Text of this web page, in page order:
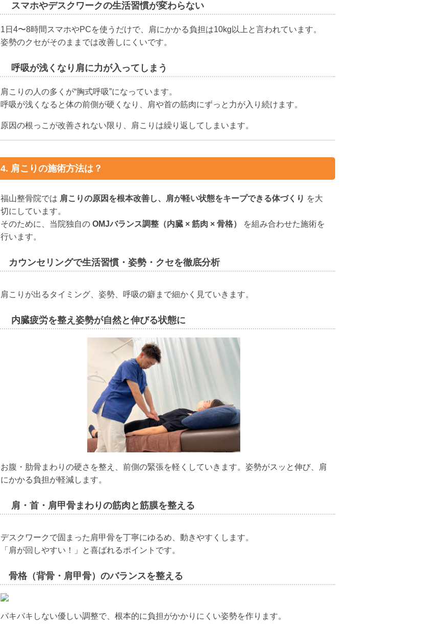
スマホやデスクワークの生活習慣が変わらない
1日4〜8時間スマホやPCを使うだけで、肩にかかる負担は10kg以上と言われています。
姿勢のクセがそのままでは改善しにくいです。
呼吸が浅くなり肩に力が入ってしまう
肩こりの人の多くが“胸式呼吸”になっています。
呼吸が浅くなると体の前側が硬くなり、肩や首の筋肉にずっと力が入り続けます。
原因の根っこが改善されない限り、肩こりは繰り返してしまいます。
4. 肩こりの施術方法は？
福山整骨院では 肩こりの原因を根本改善し、肩が軽い状態をキープできる体づくり を大
切にしています。
そのために、当院独自の OMJバランス調整（内臓 × 筋肉 × 骨格）
を組み合わせた施術を
行います。
カウンセリングで生活習慣・姿勢・クセを徹底分析
肩こりが出るタイミング、姿勢、呼吸の癖まで細かく見ていきます。
内臓疲労を整え姿勢が自然と伸びる状態に
お腹・肋骨まわりの硬さを整え、前側の緊張を軽くしていきます。姿勢がスッと伸び、肩
にかかる負担が軽減します。
肩・首・肩甲骨まわりの筋肉と筋膜を整える
デスクワークで固まった肩甲骨を丁寧にゆるめ、動きやすくします。
「肩が回しやすい！」と喜ばれるポイントです。
骨格（背骨・肩甲骨）のバランスを整える
バキバキしない優しい調整で、根本的に負担がかかりにくい姿勢を作ります。